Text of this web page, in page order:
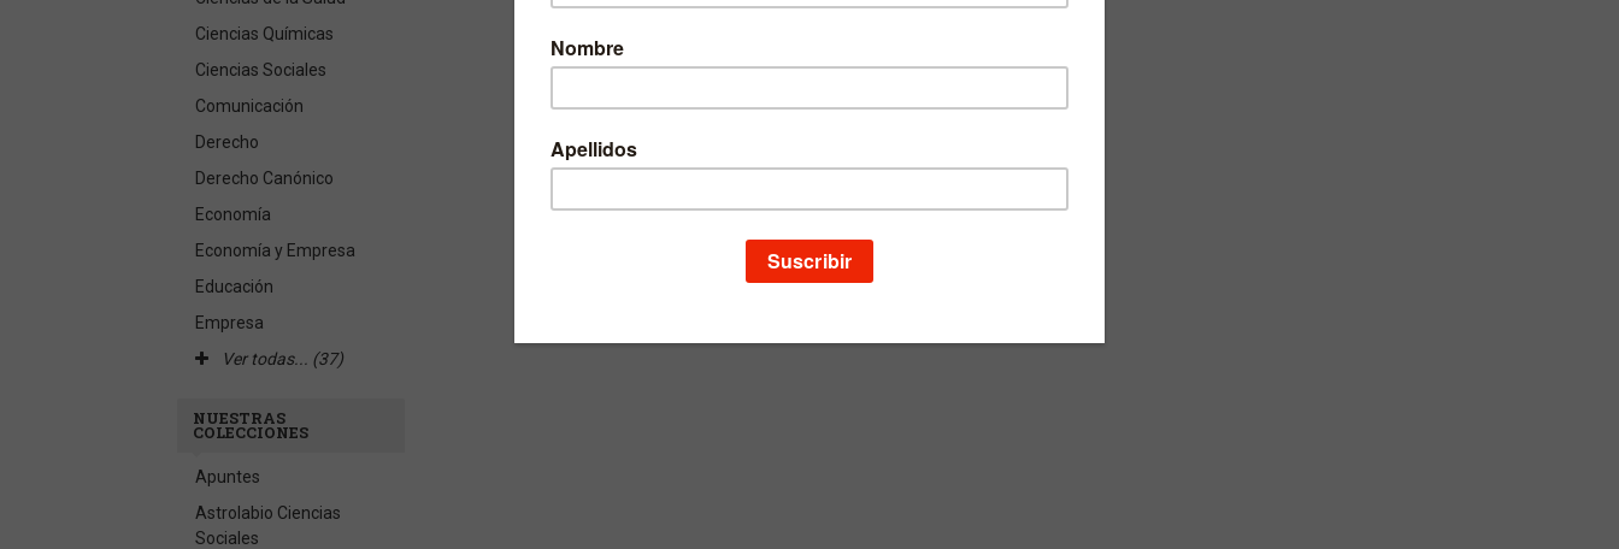
Ciencias Químicas
Ciencias Sociales
Comunicación
Derecho
Derecho Canónico
Economía
Economía y Empresa
Educación
Empresa
Ver todas... (37)
NUESTRAS
COLECCIONES
Apuntes
Astrolabio Ciencias
Sociales